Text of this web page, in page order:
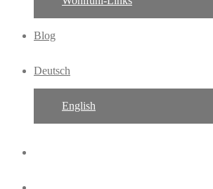
Blog
Deutsch
English